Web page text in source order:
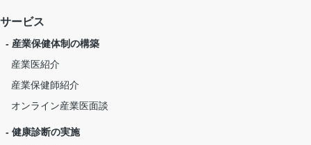
サービス
- 産業保健体制の構築
産業医紹介
産業保健師紹介
オンライン産業医面談
- 健康診断の実施